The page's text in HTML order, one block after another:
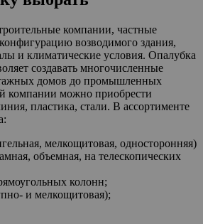
компании, частные
возводимого здания,
и климатические условия. Опалубка
создавать многочисленные
домов до промышленных
компании можно приобрести
пластика, стали. В ассортименте
мелкощитовая, односторонняя)
объемная, на телескопических
колонн;
и мелкощитовая);